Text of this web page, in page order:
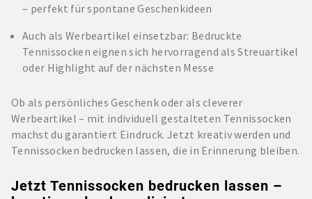
– perfekt für spontane Geschenkideen
Auch als Werbeartikel einsetzbar: Bedruckte
Tennissocken eignen sich hervorragend als Streuartikel
oder Highlight auf der nächsten Messe
Ob als persönliches Geschenk oder als cleverer
Werbeartikel – mit individuell gestalteten Tennissocken
machst du garantiert Eindruck. Jetzt kreativ werden und
Tennissocken bedrucken lassen, die in Erinnerung bleiben.
Jetzt Tennissocken bedrucken lassen –